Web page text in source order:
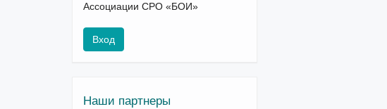
Ассоциации СРО «БОИ»
Вход
Наши партнеры